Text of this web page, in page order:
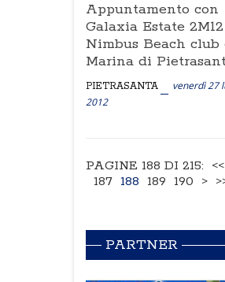
Appuntamento con
Galaxia Estate
Nimbus Beach club
Marina di
PIETRASANTA
venerdì 27
2012
PAGINE 188 DI 215: <<
187 188 189 190 >
PARTNER